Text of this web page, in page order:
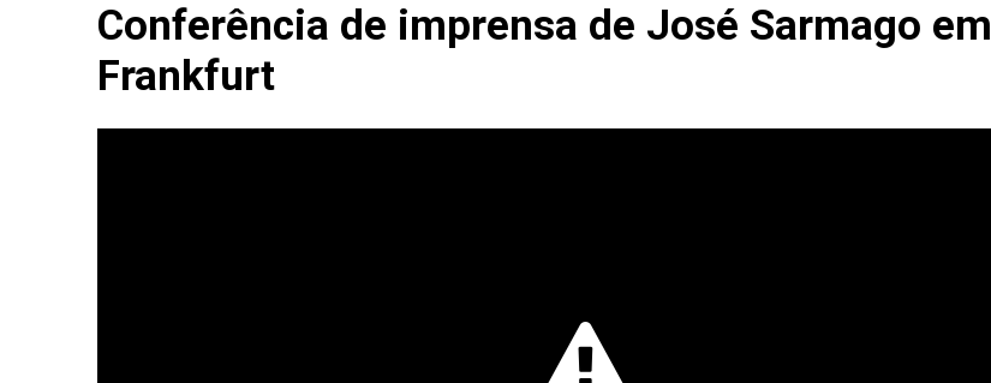
Conferência de imprensa de José Sarmago em
Frankfurt